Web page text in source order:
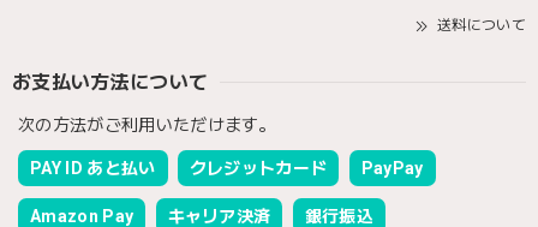
送料について
お支払い方法について
次の方法がご利用いただけます。
PAY ID あと払い クレジットカード PayPay
Amazon Pay キャリア決済 銀行振込